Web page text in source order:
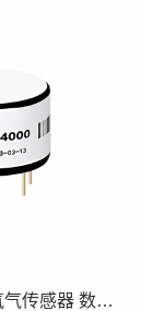
ASAIR奥松 荧光氧气传感器 数字信号输出氧浓度气压传感器AOX4000